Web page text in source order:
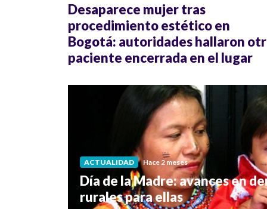
Desaparece mujer tras
procedimiento estético en
Bogotá: autoridades hallaron
paciente encerrada en el lugar
ACTUALIDAD Hace 2 meses
Día de la Madre: avances en
rurales para ellas